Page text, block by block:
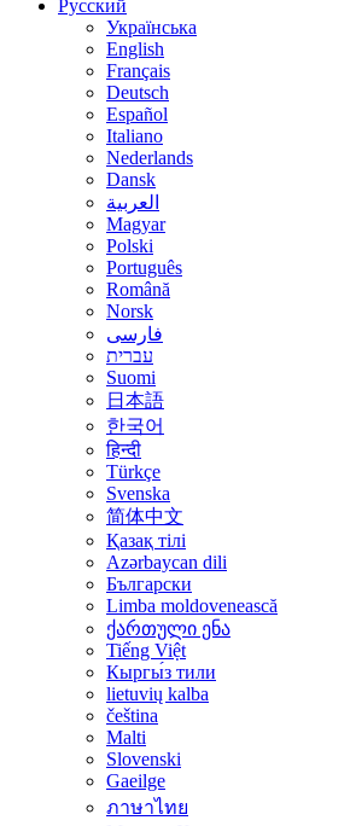
Русский
Українська
English
Français
Deutsch
Español
Italiano
Nederlands
Dansk
العربية
Magyar
Polski
Português
Română
Norsk
فارسی
עברית
Suomi
日本語
한국어
हिन्दी
Türkçe
Svenska
简体中文
Қазақ тілі
Azərbaycan dili
Български
Limba moldovenească
ქართული ენა
Tiếng Việt
Кыргы́з тили
lietuvių kalba
čeština
Malti
Slovenski
Gaeilge
ภาษาไทย